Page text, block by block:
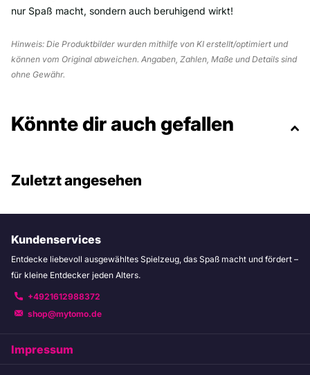
nur Spaß macht, sondern auch beruhigend wirkt!
Hinweis: Die Produktbilder wurden mithilfe von KI erstellt/optimiert und
können vom Original abweichen. Angaben, Zahlen, Maße und Details sind
ohne Gewähr.
Könnte dir auch gefallen
Zuletzt angesehen
Kundenservices
Entdecke liebevoll ausgewähltes Spielzeug, das Spaß macht und fördert –
für kleine Entdecker jeden Alters.
+4921612988372
shop@mytomo.de
Impressum